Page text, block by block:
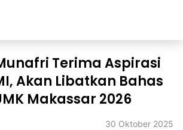
Terima Aspirasi
Akan Libatkan Bahas
Makassar 2026
30 Oktober 2025